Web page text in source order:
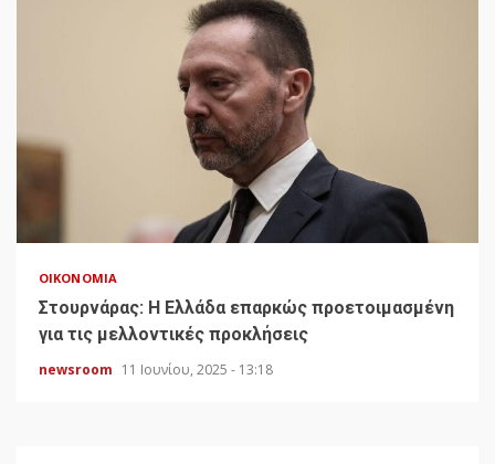
ΟΙΚΟΝΟΜΊΑ
Στουρνάρας: Η Ελλάδα επαρκώς προετοιμασμένη
για τις μελλοντικές προκλήσεις
newsroom 11 Ιουνίου, 2025 - 13:18